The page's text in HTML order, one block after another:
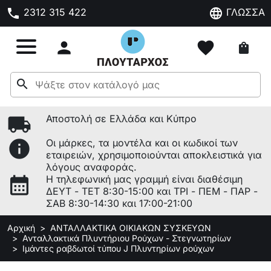
phone 2312 315 422 language ΓΛΩΣΣΑ
 favorite shopping_bag
search
local_shipping Αποστολή σε Ελλάδα και Κύπρο
info
Οι μάρκες, τα μοντέλα και οι κωδικοί των
εταιρειών, χρησιμοποιούνται αποκλειστικά για
λόγους αναφοράς.
calendar_month
Η τηλεφωνική μας γραμμή είναι διαθέσιμη
ΔΕΥΤ - ΤΕΤ 8:30-15:00 και ΤΡΙ - ΠΕΜ - ΠΑΡ -
ΣΑΒ 8:30-14:30 και 17:00-21:00
Αρχική
ΑΝΤΑΛΛΑΚΤΙΚΑ ΟΙΚΙΑΚΩΝ ΣΥΣΚΕΥΩΝ
Ανταλλακτικά Πλυντήριου Ρούχων - Στεγνωτηρίων
Ιμάντες ραβδωτοί τύπου J Πλυντηρίων ρούχων